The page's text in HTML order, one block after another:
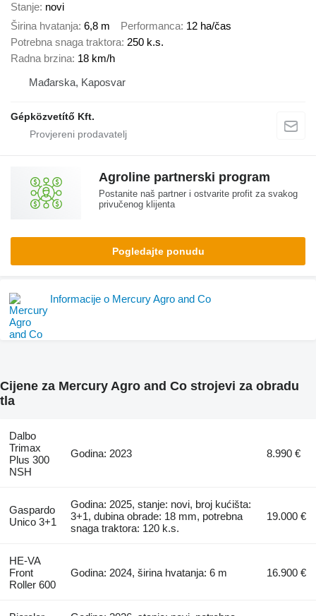
Stanje novi
Širina hvatanja 6,8 m Performanca 12 ha/čas
Potrebna snaga traktora 250 k.s.
Radna brzina 18 km/h
Mađarska, Kaposvar
Gépközvetítő Kft.
Agroline partnerski program
Postanite naš partner i ostvarite profit za svakog
privučenog klijenta
Pogledajte ponudu
Informacije o Mercury Agro and Co
Cijene za Mercury Agro and Co strojevi za obradu
tla
Dalbo
Trimax
Plus 300
NSH
Godina: 2023 8.990 €
Gaspardo
Unico 3+1
Godina: 2025, stanje: novi, broj kućišta:
3+1, dubina obrade: 18 mm, potrebna
snaga traktora: 120 k.s.
19.000 €
HE-VA
Front
Roller 600
Godina: 2024, širina hvatanja: 6 m 16.900 €